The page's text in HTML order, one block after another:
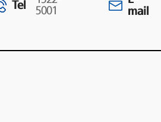
Tel
5001
mail